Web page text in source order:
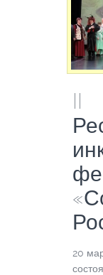
II
20